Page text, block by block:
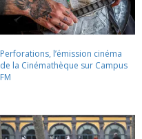
Perforations, l’émission cinéma
de la Cinémathèque sur Campus
FM